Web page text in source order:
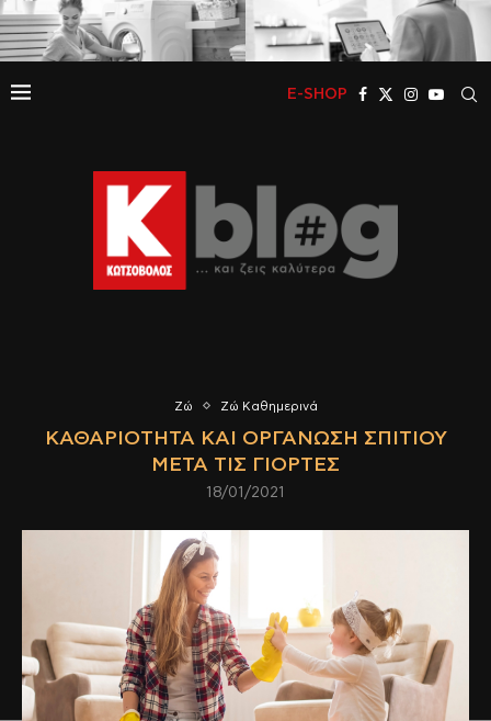
E-SHOP
Ζώ Ζώ Καθημερινά
ΚΑΘΑΡΙΌΤΗΤΑ ΚΑΙ ΟΡΓΆΝΩΣΗ ΣΠΙΤΙΟΎ
ΜΕΤΆ ΤΙΣ ΓΙΟΡΤΈΣ
18/01/2021